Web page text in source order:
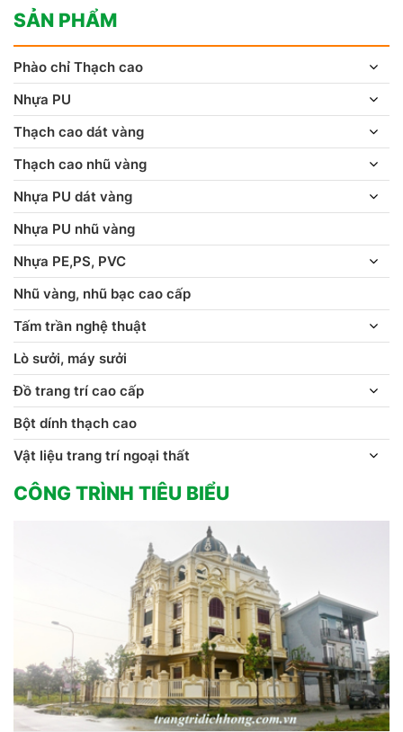
SẢN PHẨM
Phào chỉ Thạch cao
Nhựa PU
Thạch cao dát vàng
Thạch cao nhũ vàng
Nhựa PU dát vàng
Nhựa PU nhũ vàng
Nhựa PE,PS, PVC
Nhũ vàng, nhũ bạc cao cấp
Tấm trần nghệ thuật
Lò sưởi, máy sưởi
Đồ trang trí cao cấp
Bột dính thạch cao
Vật liệu trang trí ngoại thất
CÔNG TRÌNH TIÊU BIỂU